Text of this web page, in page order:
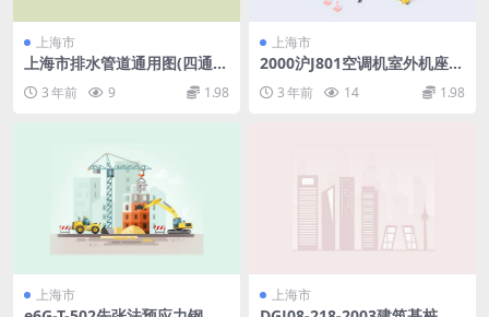
上海市
上海市排水管道通用图(四通交
3 年前 9 1.98
上海市
2000沪J801空调机室外机座板
3 年前 14 1.98
上海市 上海市